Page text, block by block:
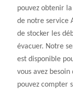
pouvez obtenir
de notre service
de stocker les
évacuer. Notre
est disponible
vous avez
pouvez compter